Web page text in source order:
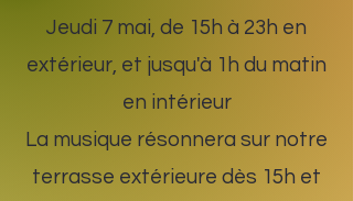
Jeudi 7 mai, de 15h à 23h en
extérieur, et jusqu'à 1h du matin
en intérieur
La musique résonnera sur notre
terrasse extérieure dès 15h et